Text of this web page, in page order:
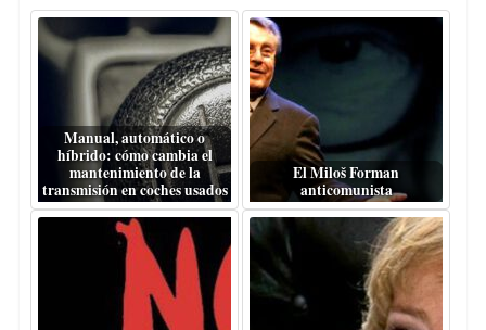
Manual, automático o
híbrido: cómo cambia el
mantenimiento de la
transmisión en coches usados
El Miloš Forman
anticomunista